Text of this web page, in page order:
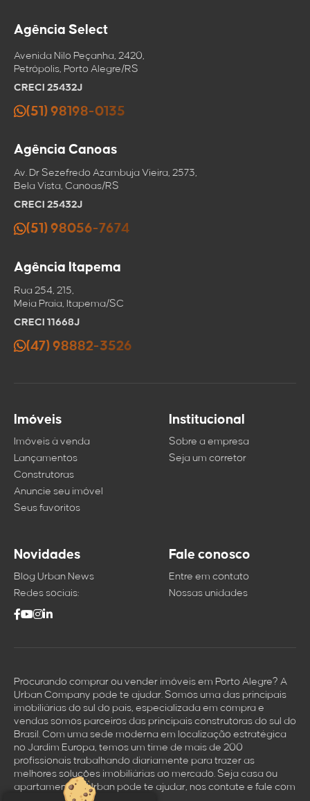
Agência Select
Avenida Nilo Peçanha, 2420,
Petrópolis, Porto Alegre/RS
CRECI 25432J
(51) 98198-0135
Agência Canoas
Av. Dr Sezefredo Azambuja Vieira, 2573,
Bela Vista, Canoas/RS
CRECI 25432J
(51) 98056-7674
Agência Itapema
Rua 254, 215,
Meia Praia, Itapema/SC
CRECI 11668J
(47) 98882-3526
Imóveis
Imóveis à venda
Lançamentos
Construtoras
Anuncie seu imóvel
Seus favoritos
Institucional
Sobre a empresa
Seja um corretor
Novidades
Blog Urban News
Redes sociais:
Fale conosco
Entre em contato
Nossas unidades
Procurando comprar ou vender imóveis em Porto Alegre? A
Urban Company pode te ajudar. Somos uma das principais
imobiliárias do sul do país, especializada em compra e
vendas somos parceiros das principais construtoras do sul do
Brasil. Com uma sede moderna em localização estratégica
no Jardim Europa, temos um time de mais de 200
profissionais trabalhando diariamente para trazer as
melhores soluçōes imobiliárias ao mercado. Seja casa ou
apartamento a Urban pode te ajudar, nos contate e fale com